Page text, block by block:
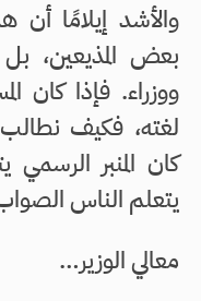
والأشد إيلامًا أن
بعض المذيعين،
ووزراء. فإذا كان
لغته، فكيف نطالب
كان المنبر
يتعلم الناس
معالي الوزير…